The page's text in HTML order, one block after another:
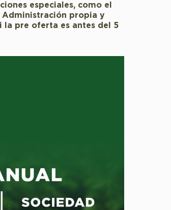
especiales, como el
Administración propia y
la pre oferta es antes del 5